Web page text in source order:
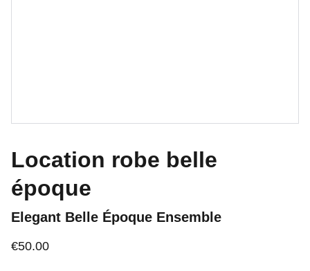
Location robe belle
époque
Elegant Belle Époque Ensemble
€50.00